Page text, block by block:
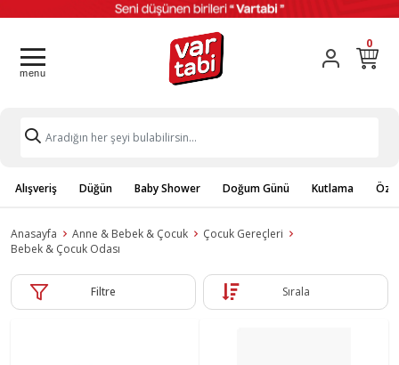
0
Alışveriş Düğün Baby Shower Doğum Günü Kutlama
Anasayfa Anne & Bebek & Çocuk
Çocuk Gereçleri
Bebek & Çocuk Odası
Filtre Sırala